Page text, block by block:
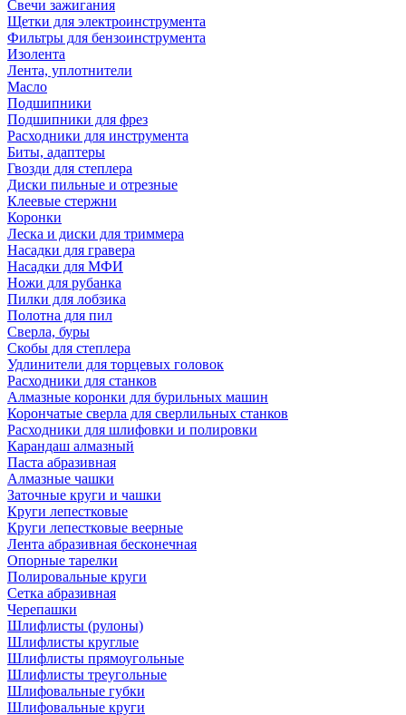
Свечи зажигания
Щетки для электроинструмента
Фильтры для бензоинструмента
Изолента
Лента, уплотнители
Масло
Подшипники
Подшипники для фрез
Расходники для инструмента
Биты, адаптеры
Гвозди для степлера
Диски пильные и отрезные
Клеевые стержни
Коронки
Леска и диски для триммера
Насадки для гравера
Насадки для МФИ
Ножи для рубанка
Пилки для лобзика
Полотна для пил
Сверла, буры
Скобы для степлера
Удлинители для торцевых головок
Расходники для станков
Алмазные коронки для бурильных машин
Корончатые сверла для сверлильных станков
Расходники для шлифовки и полировки
Карандаш алмазный
Паста абразивная
Алмазные чашки
Заточные круги и чашки
Круги лепестковые
Круги лепестковые веерные
Лента абразивная бесконечная
Опорные тарелки
Полировальные круги
Сетка абразивная
Черепашки
Шлифлисты (рулоны)
Шлифлисты круглые
Шлифлисты прямоугольные
Шлифлисты треугольные
Шлифовальные губки
Шлифовальные круги